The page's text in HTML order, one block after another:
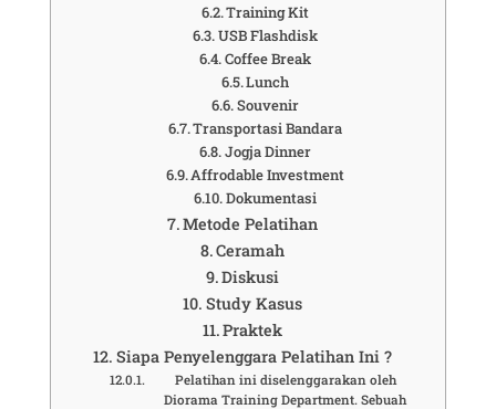
Training Kit
USB Flashdisk
Coffee Break
Lunch
Souvenir
Transportasi Bandara
Jogja Dinner
Affrodable Investment
Dokumentasi
Metode Pelatihan
Ceramah
Diskusi
Study Kasus
Praktek
Siapa Penyelenggara Pelatihan Ini ?
Pelatihan ini diselenggarakan oleh
Diorama Training Department. Sebuah